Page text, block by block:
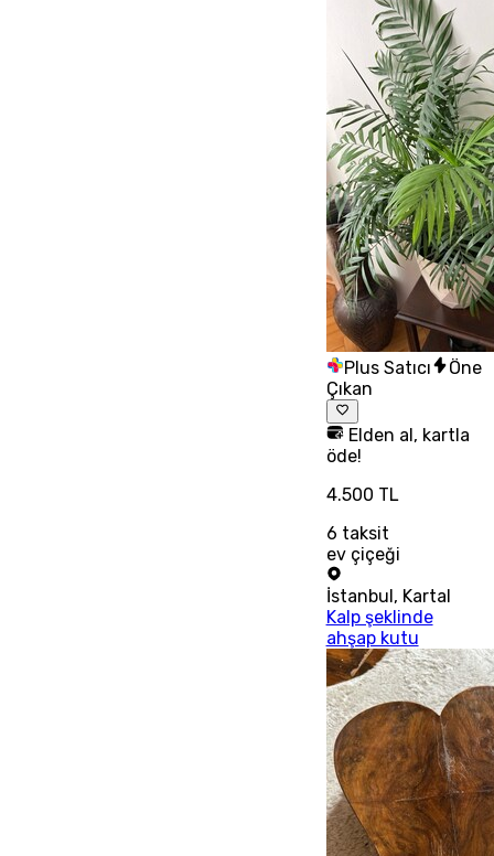
Plus Satıcı
Öne
Çıkan
Elden al, kartla
öde!
4.500 TL
6 taksit
ev çiçeği
İstanbul , Kartal
Kalp şeklinde
ahşap kutu